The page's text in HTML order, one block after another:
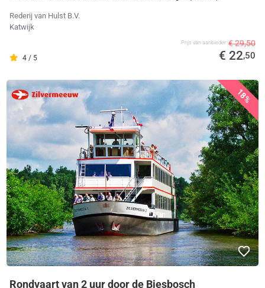
Rederij van Hulst B.V.
Katwijk
4 / 5
Prijs van aanbieder € 29,50
€ 22,50
18%
Rondvaart van 2 uur door de Biesbosch